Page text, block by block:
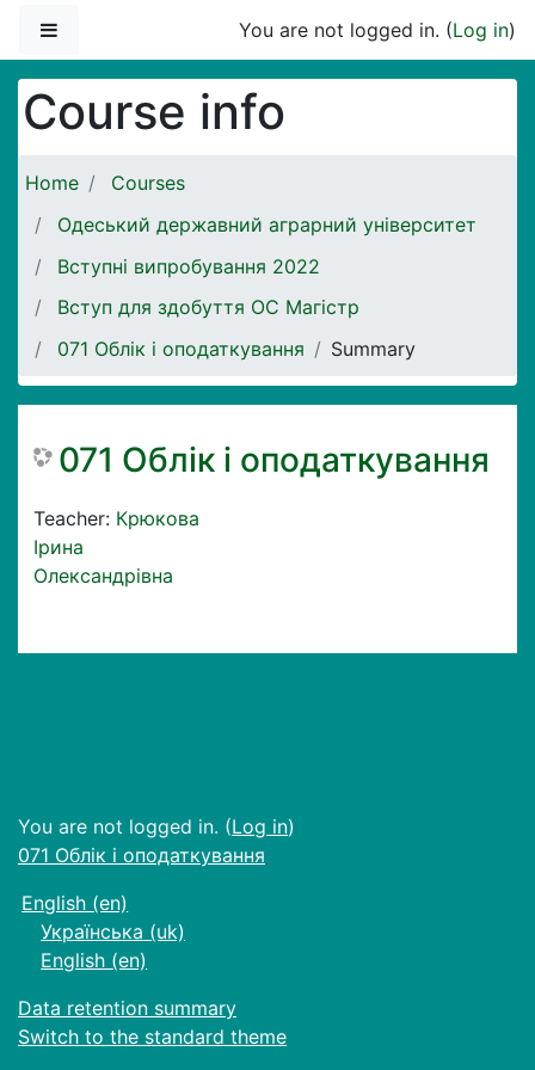
You are not logged in. (Log in)
Course info
Home
Courses
Одеський державний аграрний університет
Вступні випробування 2022
Вступ для здобуття ОС Магістр
071 Облік і оподаткування
Summary
071 Облік і оподаткування
Teacher: Крюкова
Ірина
Олександрівна
You are not logged in. (Log in)
071 Облік і оподаткування
English ‎(en)‎
Українська ‎(uk)‎
English ‎(en)‎
Data retention summary
Switch to the standard theme